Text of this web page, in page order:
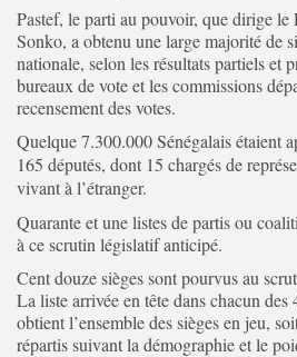
Pastef, le parti au pouvoir, que dirige le
Sonko, a obtenu une large majorité de
nationale, selon les résultats partiels et
bureaux de vote et les commissions
recensement des votes.
Quelque 7.300.000 Sénégalais étaient
165 députés, dont 15 chargés de
vivant à l’étranger.
Quarante et une listes de partis ou
à ce scrutin législatif anticipé.
Cent douze sièges sont pourvus au
La liste arrivée en tête dans chacun des
obtient l’ensemble des sièges en jeu,
répartis suivant la démographie et le